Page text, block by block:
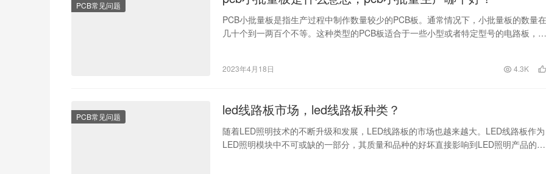
PCB常见问题
PCB小批量板是指生产过程中制作数量较少的PCB板。通常情况下，小批量板的数量在
几十个到一两百个不等。这种类型的PCB板适合于一些小型或者特定型号的电路板，例
2023年4月18日 4.3K
PCB常见问题 led线路板市场，led线路板种类？
随着LED照明技术的不断升级和发展，LED线路板的市场也越来越大。LED线路板作为
LED照明模块中不可或缺的一部分，其质量和品种的好坏直接影响到LED照明产品的品